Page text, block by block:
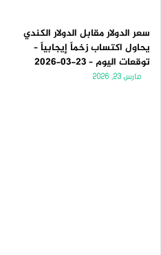
سعر الدولار مقابل الدولار الكندي
يحاول اكتساب زخماً إيجابياً –
توقعات اليوم – 23-03-2026
مارس 23, 2026